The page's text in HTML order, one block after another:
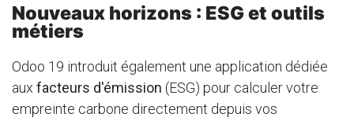
Nouveaux horizons : ESG et outils
métiers
Odoo 19 introduit également une application dédiée
aux facteurs d'émission (ESG) pour calculer votre
empreinte carbone directement depuis vos